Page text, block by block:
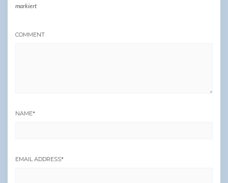
markiert
COMMENT
NAME*
EMAIL ADDRESS*